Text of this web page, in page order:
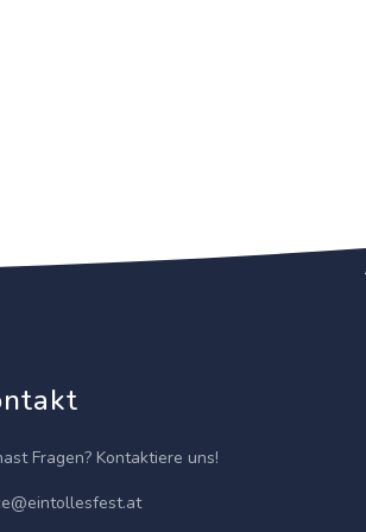
Fragen? Kontaktiere uns!